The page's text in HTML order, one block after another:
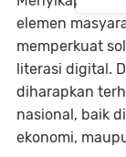
elemen
memperkuat
literasi digital.
diharapkan
nasional, baik
ekonomi,